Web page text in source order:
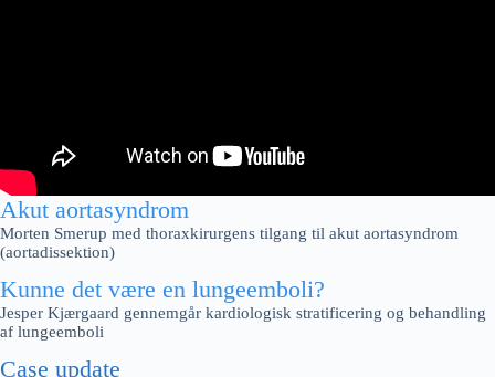
Akut aortasyndrom
Morten Smerup med thoraxkirurgens tilgang til akut aortasyndrom
(aortadissektion)
Kunne det være en lungeemboli?
Jesper Kjærgaard gennemgår kardiologisk stratificering og behandling
af lungeemboli
Case update